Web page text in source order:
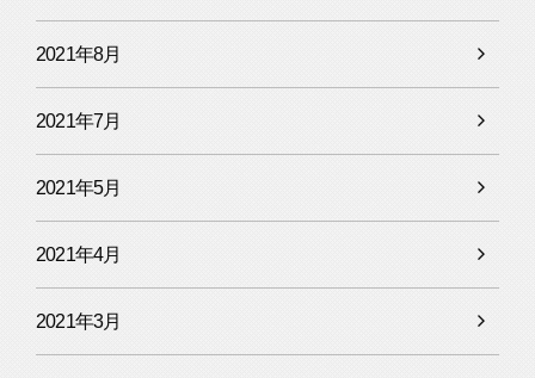
2021年8月
2021年7月
2021年5月
2021年4月
2021年3月